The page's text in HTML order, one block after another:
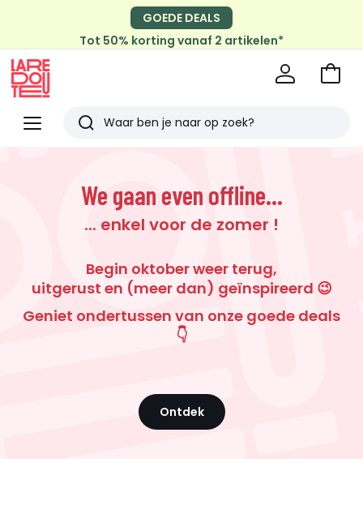
GOEDE DEALS
Tot 50% korting vanaf 2 artikelen*
Menu
Redoute
Zoeken
Laatst
Naar
We gaan even offline...
... enkel voor de zomer !
Begin oktober weer terug,
uitgerust en (meer dan) geïnspireerd 😉
Geniet ondertussen van onze goede deals
👇
Ontdek